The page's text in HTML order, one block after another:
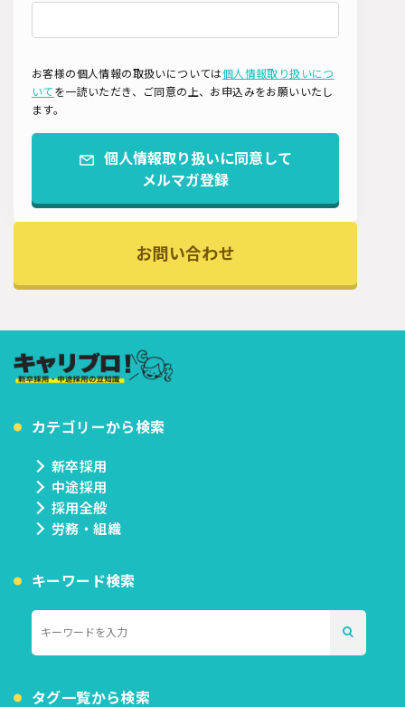
お客様の個人情報の取扱いについては個人情報取り扱いにつ
いて を一読いただき、ご同意の上、お申込みをお願いいたし
ます。
個人情報取り扱いに同意して
メルマガ登録
お問い合わせ
カテゴリーから検索
新卒採用
中途採用
採用全般
労務・組織
キーワード検索
タグ一覧から検索